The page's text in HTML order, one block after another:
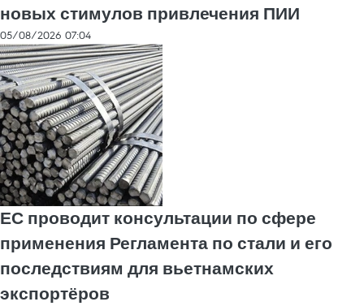
новых стимулов привлечения ПИИ
05/08/2026 07:04
ЕС проводит консультации по сфере
применения Регламента по стали и его
последствиям для вьетнамских
экспортёров